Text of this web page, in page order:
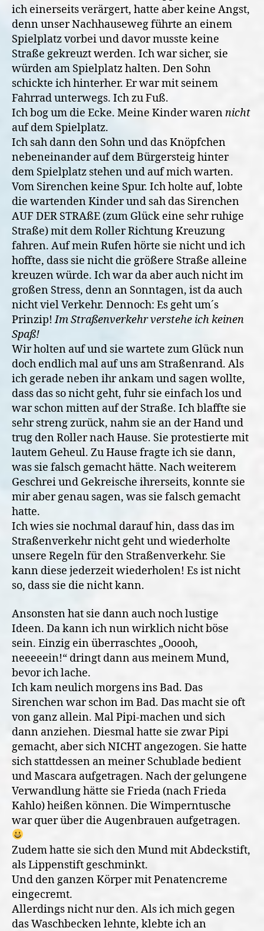
ich einerseits verärgert, hatte aber keine Angst,
denn unser Nachhauseweg führte an einem
Spielplatz vorbei und davor musste keine
Straße gekreuzt werden. Ich war sicher, sie
würden am Spielplatz halten. Den Sohn
schickte ich hinterher. Er war mit seinem
Fahrrad unterwegs. Ich zu Fuß.
Ich bog um die Ecke. Meine Kinder warennicht
auf dem Spielplatz.
Ich sah dann den Sohn und das Knöpfchen
nebeneinander auf dem Bürgersteig hinter
dem Spielplatz stehen und auf mich warten.
Vom Sirenchen keine Spur. Ich holte auf, lobte
die wartenden Kinder und sah das Sirenchen
AUF DER STRAßE (zum Glück eine sehr ruhige
Straße) mit dem Roller Richtung Kreuzung
fahren. Auf mein Rufen hörte sie nicht und ich
hoffte, dass sie nicht die größere Straße alleine
kreuzen würde. Ich war da aber auch nicht im
großen Stress, denn an Sonntagen, ist da auch
nicht viel Verkehr. Dennoch: Es geht um´s
Prinzip!Im Straßenverkehr verstehe ich keinen
Spaß!
Wir holten auf und sie wartete zum Glück nun
doch endlich mal auf uns am Straßenrand. Als
ich gerade neben ihr ankam und sagen wollte,
dass das so nicht geht, fuhr sie einfach los und
war schon mitten auf der Straße. Ich blaffte sie
sehr streng zurück, nahm sie an der Hand und
trug den Roller nach Hause. Sie protestierte mit
lautem Geheul. Zu Hause fragte ich sie dann,
was sie falsch gemacht hätte. Nach weiterem
Geschrei und Gekreische ihrerseits, konnte sie
mir aber genau sagen, was sie falsch gemacht
hatte.
Ich wies sie nochmal darauf hin, dass das im
Straßenverkehr nicht geht und wiederholte
unsere Regeln für den Straßenverkehr. Sie
kann diese jederzeit wiederholen! Es ist nicht
so, dass sie die nicht kann.
Ansonsten hat sie dann auch noch lustige
Ideen. Da kann ich nun wirklich nicht böse
sein. Einzig ein überraschtes „Ooooh,
neeeeein!“ dringt dann aus meinem Mund,
bevor ich lache.
Ich kam neulich morgens ins Bad. Das
Sirenchen war schon im Bad. Das macht sie oft
von ganz allein. Mal Pipi-machen und sich
dann anziehen. Diesmal hatte sie zwar Pipi
gemacht, aber sich NICHT angezogen. Sie hatte
sich stattdessen an meiner Schublade bedient
und Mascara aufgetragen. Nach der gelungene
Verwandlung hätte sie Frieda (nach Frieda
Kahlo) heißen können. Die Wimperntusche
war quer über die Augenbrauen aufgetragen.
Zudem hatte sie sich den Mund mit Abdeckstift,
als Lippenstift geschminkt.
Und den ganzen Körper mit Penatencreme
eingecremt.
Allerdings nicht nur den. Als ich mich gegen
das Waschbecken lehnte, klebte ich an